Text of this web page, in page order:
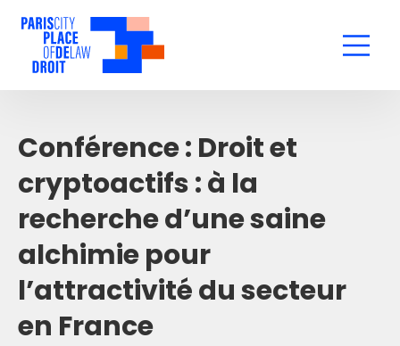
Conférence : Droit et
cryptoactifs : à la
recherche d’une saine
alchimie pour
l’attractivité du secteur
en France